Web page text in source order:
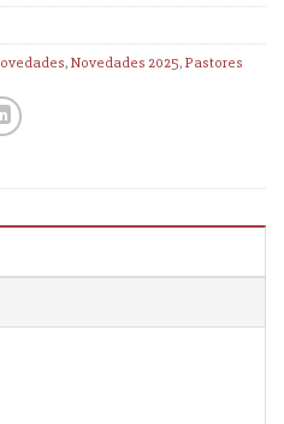
,Novedades 2025,Pastores